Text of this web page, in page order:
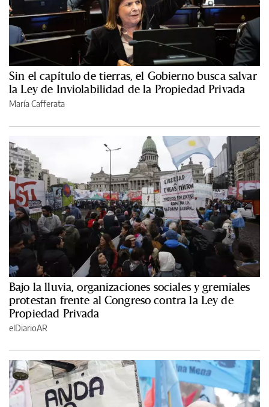
Sin el capítulo de tierras, el Gobierno busca salvar
la Ley de Inviolabilidad de la Propiedad Privada
María Cafferata
Bajo la lluvia, organizaciones sociales y gremiales
protestan frente al Congreso contra la Ley de
Propiedad Privada
elDiarioAR